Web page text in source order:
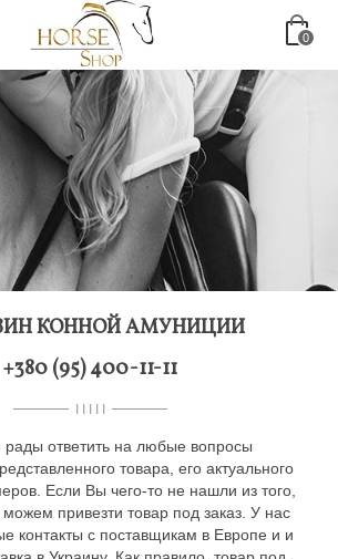
0
КОННОЙ АМУНИЦИИ
+380 (95) 400-11-11
ответить на любые вопросы
товара, его актуального
Если Вы чего-то не нашли из того,
привезти товар под заказ. У нас
контакты с поставщикам в Европе и и